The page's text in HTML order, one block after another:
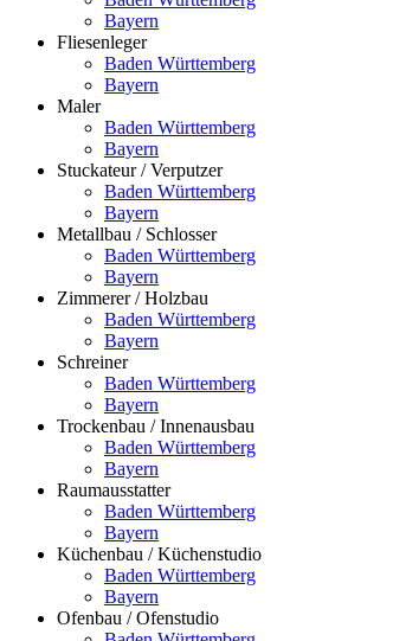
Bayern
Fliesenleger
Baden Württemberg
Bayern
Maler
Baden Württemberg
Bayern
Stuckateur / Verputzer
Baden Württemberg
Bayern
Metallbau / Schlosser
Baden Württemberg
Bayern
Zimmerer / Holzbau
Baden Württemberg
Bayern
Schreiner
Baden Württemberg
Bayern
Trockenbau / Innenausbau
Baden Württemberg
Bayern
Raumausstatter
Baden Württemberg
Bayern
Küchenbau / Küchenstudio
Baden Württemberg
Bayern
Ofenbau / Ofenstudio